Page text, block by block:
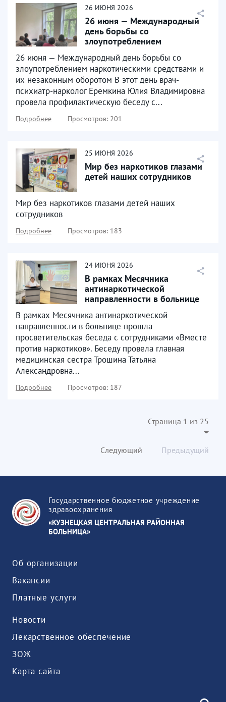
26 ИЮНЯ 2026
26 июня — Международный
день борьбы со
злоупотреблением
наркотическими средствами и
их незаконным...
26 июня — Международный день борьбы со
злоупотреблением наркотическими средствами и
их незаконным оборотом В этот день врач-
психиатр-нарколог Еремкина Юлия Владимировна
провела профилактическую беседу с...
Подробнее Просмотров: 201
25 ИЮНЯ 2026
Мир без наркотиков глазами
детей наших сотрудников
Мир без наркотиков глазами детей наших
сотрудников
Подробнее Просмотров: 183
24 ИЮНЯ 2026
В рамках Месячника
антинаркотической
направленности в больнице
беседа...
В рамках Месячника антинаркотической
направленности в больнице прошла
просветительская беседа с сотрудниками «Вместе
против наркотиков». Беседу провела главная
медицинская сестра Трошина Татьяна
Александровна...
Подробнее Просмотров: 187
Страница 1 из 25
Предыдущий
Следующий
Государственное бюджетное учреждение
здравоохранения
«КУЗНЕЦКАЯ ЦЕНТРАЛЬНАЯ РАЙОННАЯ
БОЛЬНИЦА»
Об организации
Вакансии
Платные услуги
Новости
Лекарственное обеспечение
ЗОЖ
Карта сайта